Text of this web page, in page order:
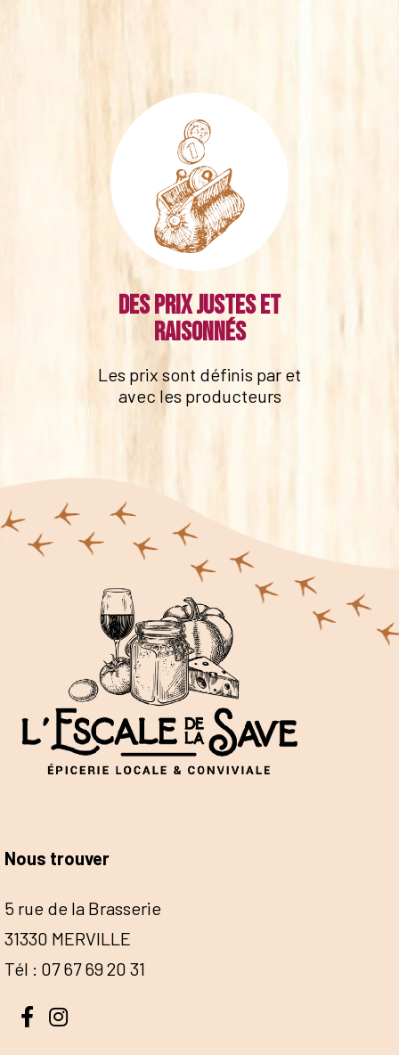
Des prix justes et
raisonnés
Les prix sont définis par et
avec les producteurs
Nous trouver
5 rue de la Brasserie
31330 MERVILLE
Tél : 07 67 69 20 31